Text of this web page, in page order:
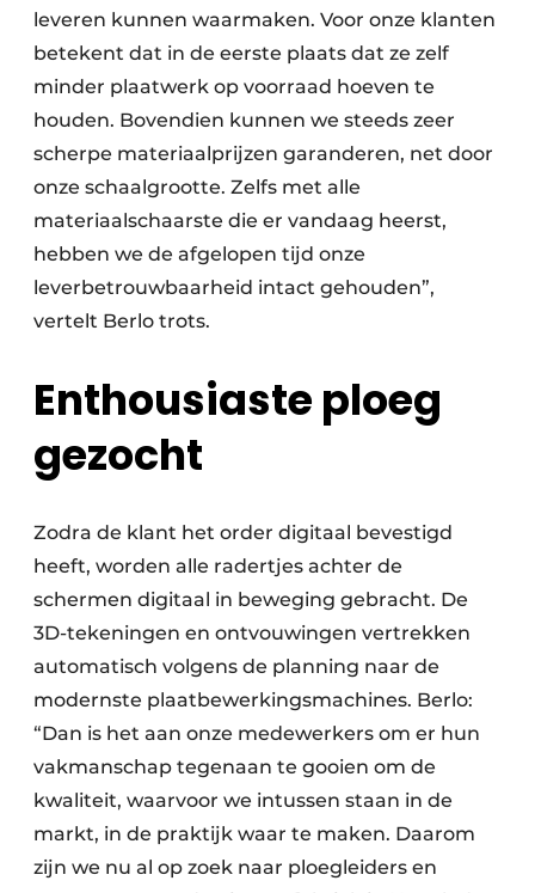
leveren kunnen waarmaken. Voor onze klanten
betekent dat in de eerste plaats dat ze zelf
minder plaatwerk op voorraad hoeven te
houden. Bovendien kunnen we steeds zeer
scherpe materiaalprijzen garanderen, net door
onze schaalgrootte. Zelfs met alle
materiaalschaarste die er vandaag heerst,
hebben we de afgelopen tijd onze
leverbetrouwbaarheid intact gehouden”,
vertelt Berlo trots.
Enthousiaste ploeg
gezocht
Zodra de klant het order digitaal bevestigd
heeft, worden alle radertjes achter de
schermen digitaal in beweging gebracht. De
3D-tekeningen en ontvouwingen vertrekken
automatisch volgens de planning naar de
modernste plaatbewerkingsmachines. Berlo:
“Dan is het aan onze medewerkers om er hun
vakmanschap tegenaan te gooien om de
kwaliteit, waarvoor we intussen staan in de
markt, in de praktijk waar te maken. Daarom
zijn we nu al op zoek naar ploegleiders en